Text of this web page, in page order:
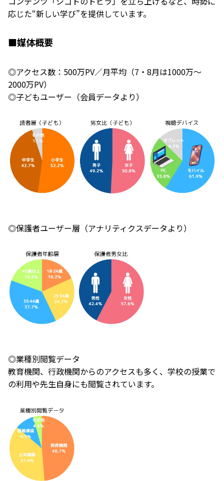
応じた“新しい学び”を提供しています。
■媒体概要
◎アクセス数：500万PV／月平均（7・8月は1000万～
2000万PV）
◎子どもユーザー（会員データより）
◎保護者ユーザー層（アナリティクスデータより）
◎業種別閲覧データ
教育機関、行政機関からのアクセスも多く、学校の授業で
の利用や先生自身にも閲覧されています。